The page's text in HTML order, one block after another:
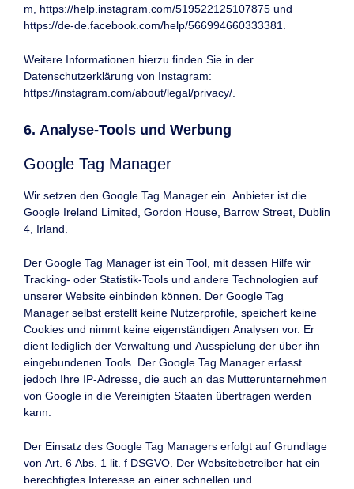
m, https://help.instagram.com/519522125107875 und
https://de-de.facebook.com/help/566994660333381.
Weitere Informationen hierzu finden Sie in der
Datenschutzerklärung von Instagram:
https://instagram.com/about/legal/privacy/.
6. Analyse-Tools und Werbung
Google Tag Manager
Wir setzen den Google Tag Manager ein. Anbieter ist die
Google Ireland Limited, Gordon House, Barrow Street, Dublin
4, Irland.
Der Google Tag Manager ist ein Tool, mit dessen Hilfe wir
Tracking- oder Statistik-Tools und andere Technologien auf
unserer Website einbinden können. Der Google Tag
Manager selbst erstellt keine Nutzerprofile, speichert keine
Cookies und nimmt keine eigenständigen Analysen vor. Er
dient lediglich der Verwaltung und Ausspielung der über ihn
eingebundenen Tools. Der Google Tag Manager erfasst
jedoch Ihre IP-Adresse, die auch an das Mutterunternehmen
von Google in die Vereinigten Staaten übertragen werden
kann.
Der Einsatz des Google Tag Managers erfolgt auf Grundlage
von Art. 6 Abs. 1 lit. f DSGVO. Der Websitebetreiber hat ein
berechtigtes Interesse an einer schnellen und